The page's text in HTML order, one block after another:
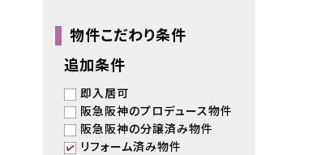
物件こだわり条件
追加条件
即入居可
阪急阪神のプロデュース物件
阪急阪神の分譲済み物件
リフォーム済み物件